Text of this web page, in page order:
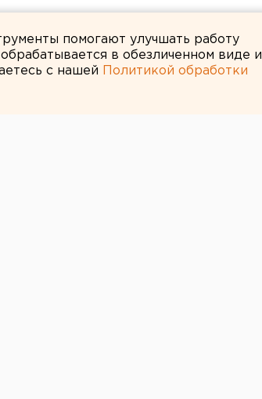
помогают улучшать работу
в обезличенном виде и
с нашей
Политикой обработки